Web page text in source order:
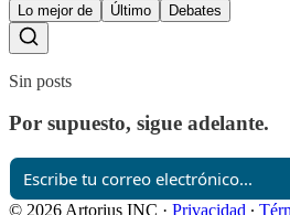
Lo mejor de Último Debates
Sin posts
Por supuesto, sigue adelante.
© 2026 Artorius INC · Privacidad ∙